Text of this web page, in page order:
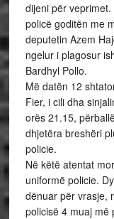
dijeni për
policë goditën me
deputetin Azem
ngelur i plagosur
Bardhyl Pollo.
Më datën 12
Fier, i cili dha
orës 21.15,
dhjetëra breshëri
policie.
Në këtë atentat
uniformë policie.
dënuar për vrasje,
policisë 4 muaj më